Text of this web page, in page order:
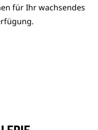
für Ihr wachsendes